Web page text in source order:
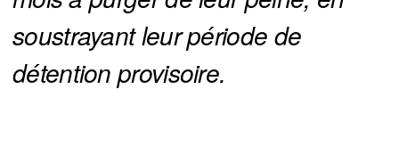
soustrayant leur période de
détention provisoire.